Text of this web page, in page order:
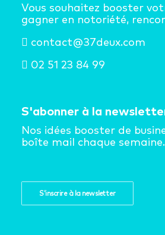
Vous souhaitez booster
gagner en notoriété,
contact@37deux.com
02 51 23 84 99
S'abonner à la
Nos idées booster de
boîte mail chaque semaine.
S'inscrire à la newsletter